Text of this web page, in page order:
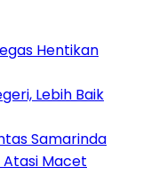
Hentikan
Lebih Baik
Samarinda
Atasi Macet